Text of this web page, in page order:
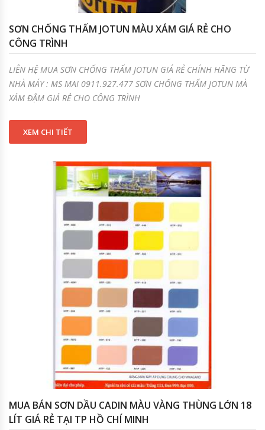
SƠN CHỐNG THẤM JOTUN MÀU XÁM GIÁ RẺ CHO
CÔNG TRÌNH
LIÊN HỆ MUA SƠN CHỐNG THẤM JOTUN GIÁ RẺ CHÍNH HÃNG TỪ
NHÀ MÁY : MS MAI 0911.927.477 SƠN CHỐNG THẤM JOTUN MÀ
XÁM ĐẬM GIÁ RẺ CHO CÔNG TRÌNH
XEM CHI TIẾT
MUA BÁN SƠN DẦU CADIN MÀU VÀNG THÙNG LỚN 18
LÍT GIÁ RẺ TẠI TP HỒ CHÍ MINH